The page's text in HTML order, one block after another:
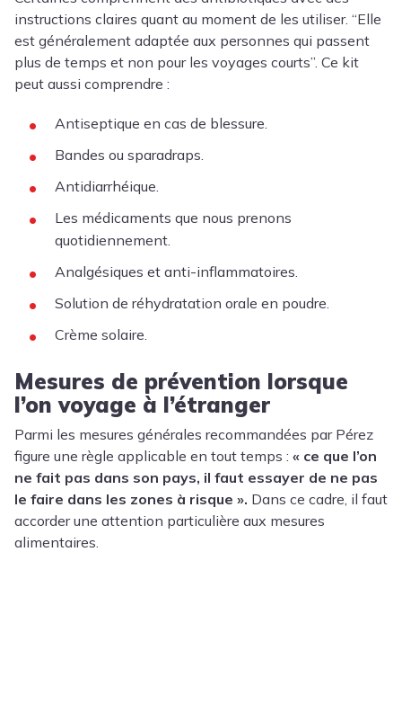
instructions claires quant au moment de les utiliser. “Elle
est généralement adaptée aux personnes qui passent
plus de temps et non pour les voyages courts”. Ce kit
peut aussi comprendre :
Antiseptique en cas de blessure.
Bandes ou sparadraps.
Antidiarrhéique.
Les médicaments que nous prenons
quotidiennement.
Anal­gésiques et anti-inflammatoires.
Solution de réhydratation orale en poudre.
Crème solaire.
Mesures de prévention lorsque
l’on voyage à l’étranger
Parmi les mesures générales recommandées par Pérez
figure une règle applicable en tout temps : « ce que l’on
ne fait pas dans son pays, il faut essayer de ne pas
le faire dans les zones à risque ». Dans ce cadre, il faut
accorder une attention particulière aux mesures
alimentaires.